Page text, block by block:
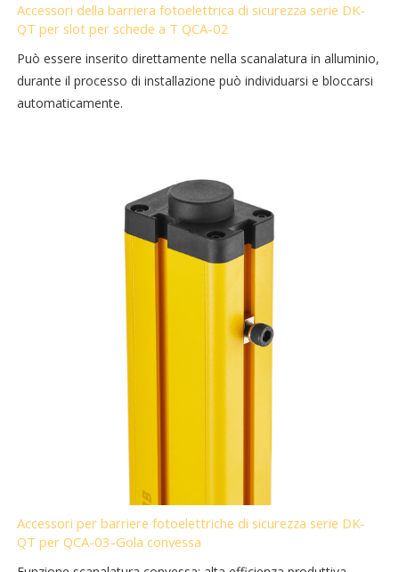
Accessori della barriera fotoelettrica di sicurezza serie DK-
QT per slot per schede a T QCA-02
Può essere inserito direttamente nella scanalatura in alluminio,
durante il processo di installazione può individuarsi e bloccarsi
automaticamente.
Accessori per barriere fotoelettriche di sicurezza serie DK-
QT per QCA-03-Gola convessa